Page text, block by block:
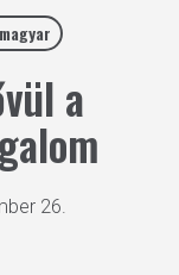
a
26.